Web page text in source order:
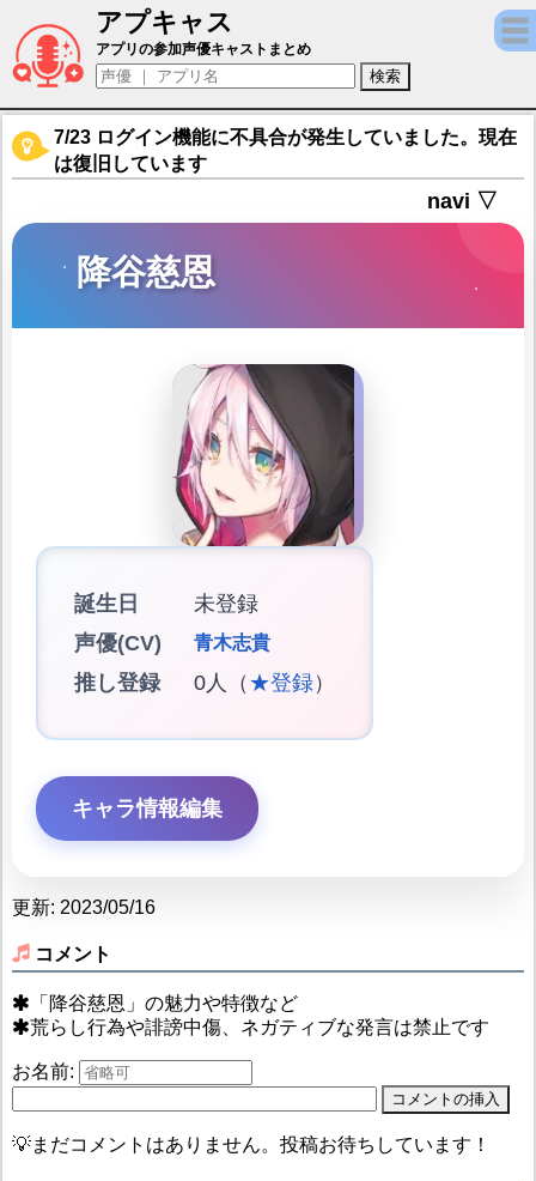
アプキャス
降谷慈恩（声優：青木志貴)【ポーカーチェ
アプリの参加声優キャストまとめ
7/23 ログイン機能に不具合が発生していました。現在
は復旧しています
navi ▽
降谷慈恩
誕生日
未登録
声優(CV)
青木志貴
推し登録 0人（ ★登録）
キャラ情報編集
更新: 2023/05/16
コメント
「降谷慈恩」の魅力や特徴など
荒らし行為や誹謗中傷、ネガティブな発言は禁止です
お名前:
💡まだコメントはありません。投稿お待ちしています！